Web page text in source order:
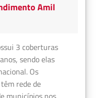
Amil
3 coberturas
sendo elas
Os
rede de